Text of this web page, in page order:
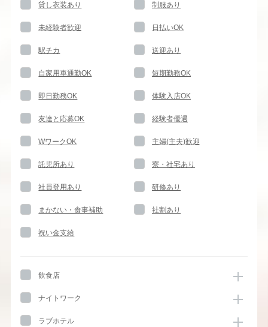
貸し衣装あり 制服あり
未経験者歓迎 日払いOK
駅チカ 送迎あり
自家用車通勤OK 短期勤務OK
即日勤務OK 体験入店OK
友達と応募OK 経験者優遇
WワークOK 主婦(主夫)歓迎
託児所あり 寮・社宅あり
社員登用あり 研修あり
まかない・食事補助 社割あり
祝い金支給
飲食店
ナイトワーク
ラブホテル